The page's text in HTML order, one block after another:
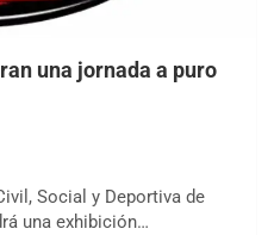
una jornada a puro
Social y Deportiva de
una exhibición…